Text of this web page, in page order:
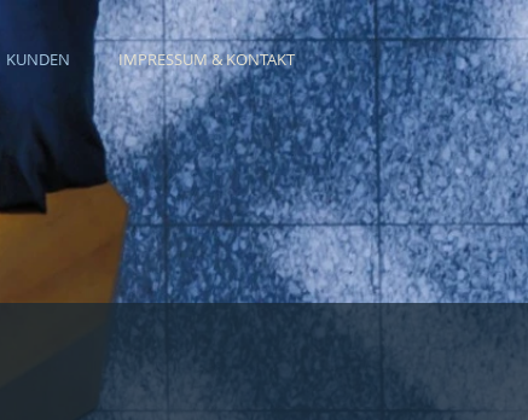
KUNDEN IMPRESSUM & KONTAKT